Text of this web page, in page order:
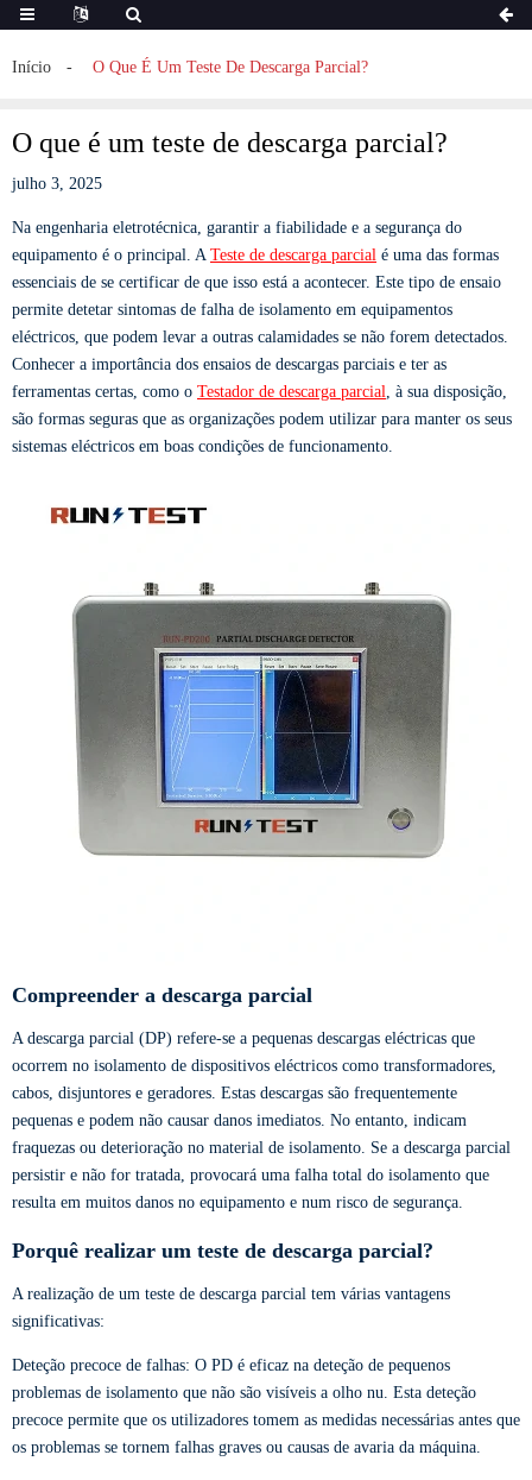
Início O Que É Um Teste De Descarga Parcial?
O que é um teste de descarga parcial?
julho 3, 2025
Na engenharia eletrotécnica, garantir a fiabilidade e a segurança do
equipamento é o principal. A Teste de descarga parcial é uma das formas
essenciais de se certificar de que isso está a acontecer. Este tipo de ensaio
permite detetar sintomas de falha de isolamento em equipamentos
eléctricos, que podem levar a outras calamidades se não forem detectados.
Conhecer a importância dos ensaios de descargas parciais e ter as
ferramentas certas, como o Testador de descarga parcial, à sua disposição,
são formas seguras que as organizações podem utilizar para manter os seus
sistemas eléctricos em boas condições de funcionamento.
Compreender a descarga parcial
A descarga parcial (DP) refere-se a pequenas descargas eléctricas que
ocorrem no isolamento de dispositivos eléctricos como transformadores,
cabos, disjuntores e geradores. Estas descargas são frequentemente
pequenas e podem não causar danos imediatos. No entanto, indicam
fraquezas ou deterioração no material de isolamento. Se a descarga parcial
persistir e não for tratada, provocará uma falha total do isolamento que
resulta em muitos danos no equipamento e num risco de segurança.
Porquê realizar um teste de descarga parcial?
A realização de um teste de descarga parcial tem várias vantagens
significativas:
Deteção precoce de falhas: O PD é eficaz na deteção de pequenos
problemas de isolamento que não são visíveis a olho nu. Esta deteção
precoce permite que os utilizadores tomem as medidas necessárias antes que
os problemas se tornem falhas graves ou causas de avaria da máquina.